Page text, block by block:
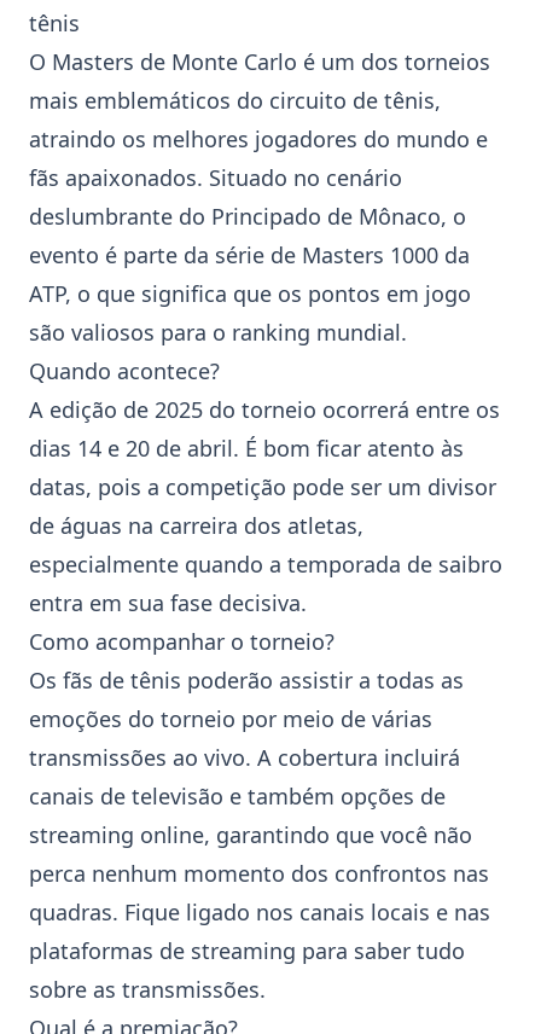
tênis
O Masters de Monte Carlo é um dos torneios
mais emblemáticos do circuito de tênis,
atraindo os melhores jogadores do mundo e
fãs apaixonados. Situado no cenário
deslumbrante do Principado de Mônaco, o
evento é parte da série de Masters 1000 da
ATP, o que significa que os pontos em jogo
são valiosos para o ranking mundial.
Quando acontece?
A edição de 2025 do torneio ocorrerá entre os
dias 14 e 20 de abril. É bom ficar atento às
datas, pois a competição pode ser um divisor
de águas na carreira dos atletas,
especialmente quando a temporada de saibro
entra em sua fase decisiva.
Como acompanhar o torneio?
Os fãs de tênis poderão assistir a todas as
emoções do torneio por meio de várias
transmissões ao vivo. A cobertura incluirá
canais de televisão e também opções de
streaming online, garantindo que você não
perca nenhum momento dos confrontos nas
quadras. Fique ligado nos canais locais e nas
plataformas de streaming para saber tudo
sobre as transmissões.
Qual é a premiação?